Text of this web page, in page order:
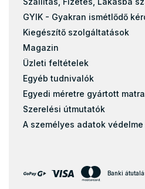
90x40
120x60
Olcsó matrac
Olcsó matrac
Olcsó matrac
Olcsó matrac
GYIK - Gyakran ismétlődő
Kiegészítő szolgáltatások
Magazin
Üzleti feltételek
Egyéb tudnivalók
Egyedi méretre gyártott
Szerelési útmutatók
A személyes adatok védelme
Banki